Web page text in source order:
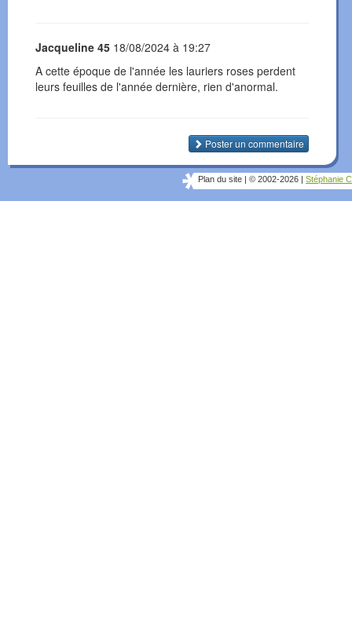
Jacqueline 45 18/08/2024 à 19:27
A cette époque de l'année les lauriers roses perdent
leurs feuilles de l'année dernière, rien d'anormal.
Poster un commentaire
Plan du site | © 2002-2026 | Stéphanie C